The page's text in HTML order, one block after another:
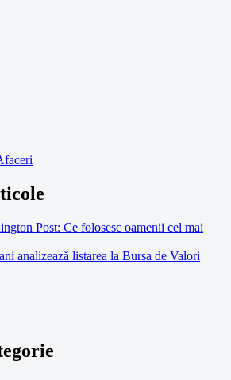
Post: Ce folosesc oamenii cel mai
analizează listarea la Bursa de Valori